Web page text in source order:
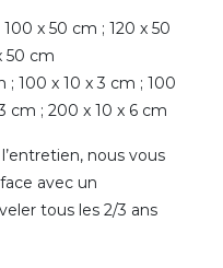
x 50 cm ; 120 x 50
50 cm
100 x 10 x 3 cm ; 100
cm ; 200 x 10 x 6 cm
nous vous
avec un
tous les 2/3 ans